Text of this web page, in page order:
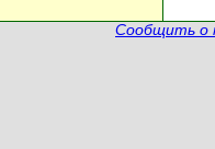
Сообщить о